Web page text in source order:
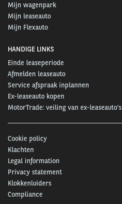
Mijn wagenpark
Mijn leaseauto
Mijn Flexauto
HANDIGE LINKS
Einde leaseperiode
Afmelden leaseauto
Service afspraak inplannen
Ex-leaseauto kopen
MotorTrade: veiling van ex-leaseauto’s
Cookie policy
Klachten
Legal information
Privacy statement
Klokkenluiders
Compliance